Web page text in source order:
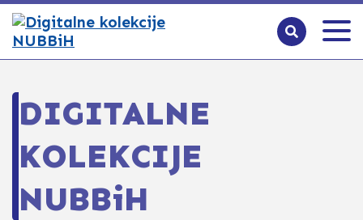
DIGITALNE
KOLEKCIJE
NUBBiH